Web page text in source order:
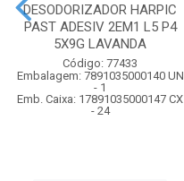
DESODORIZADOR HARPIC
PAST ADESIV 2EM1 L5 P4
5X9G LAVANDA
Código: 77433
Embalagem: 7891035000140 UN
- 1
Emb. Caixa: 17891035000147 CX
- 24